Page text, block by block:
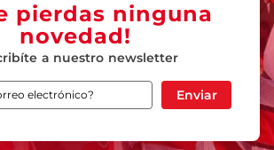
pierdas ninguna
novedad!
a nuestro newsletter
Enviar